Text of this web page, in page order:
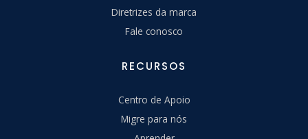
Diretrizes da marca
Fale conosco
RECURSOS
Centro de Apoio
Migre para nós